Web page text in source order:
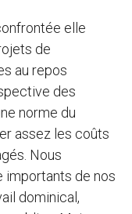
elle
de
au repos
des
norme du
assez les coûts
Nous
importants de nos
dominical,